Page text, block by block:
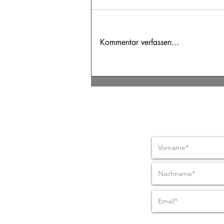
Zusammenarbeit beginnt
Kommentar verfassen...